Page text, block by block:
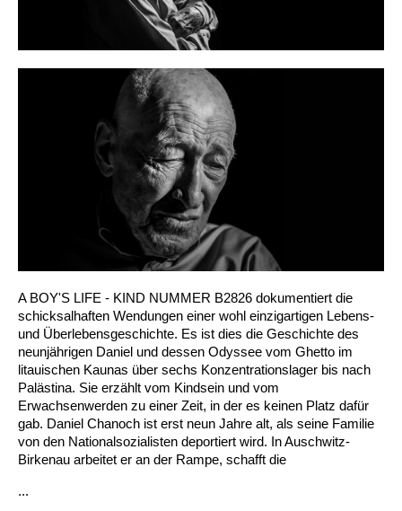
A BOY'S LIFE - KIND NUMMER B2826 dokumentiert die
schicksalhaften Wendungen einer wohl einzigartigen Lebens-
und Überlebensgeschichte. Es ist dies die Geschichte des
neunjährigen Daniel und dessen Odyssee vom Ghetto im
litauischen Kaunas über sechs Konzentrationslager bis nach
Palästina. Sie erzählt vom Kindsein und vom
Erwachsenwerden zu einer Zeit, in der es keinen Platz dafür
gab. Daniel Chanoch ist erst neun Jahre alt, als seine Familie
von den Nationalsozialisten deportiert wird. In Auschwitz-
Birkenau arbeitet er an der Rampe, schafft die
...